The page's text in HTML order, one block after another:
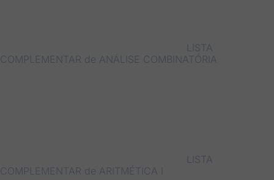
LISTA
COMPLEMENTAR de ANÁLISE COMBINATÓRIA
LISTA
COMPLEMENTAR de ARITMÉTICA I